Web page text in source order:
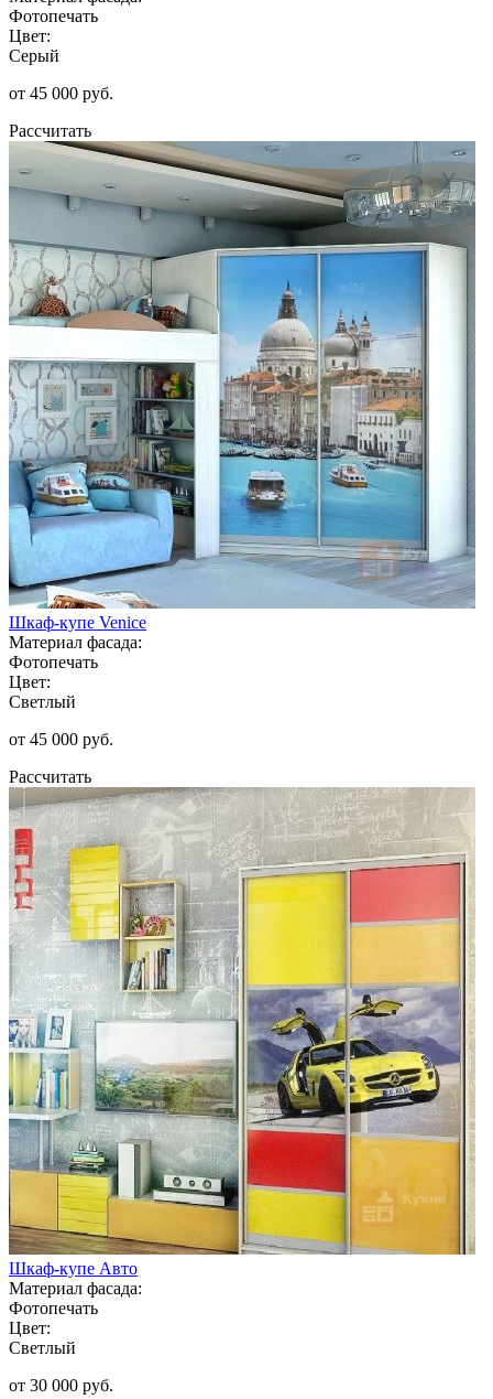
Фотопечать
Цвет:
Серый
от 45 000 руб.
Рассчитать
Шкаф-купе Venice
Материал фасада:
Фотопечать
Цвет:
Светлый
от 45 000 руб.
Рассчитать
Шкаф-купе Авто
Материал фасада:
Фотопечать
Цвет:
Светлый
от 30 000 руб.